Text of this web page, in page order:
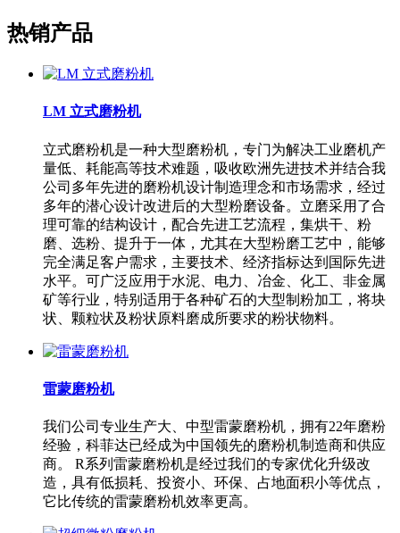
热销产品
LM 立式磨粉机
立式磨粉机是一种大型磨粉机，专门为解决工业磨机产
量低、耗能高等技术难题，吸收欧洲先进技术并结合我
公司多年先进的磨粉机设计制造理念和市场需求，经过
多年的潜心设计改进后的大型粉磨设备。立磨采用了合
理可靠的结构设计，配合先进工艺流程，集烘干、粉
磨、选粉、提升于一体，尤其在大型粉磨工艺中，能够
完全满足客户需求，主要技术、经济指标达到国际先进
水平。可广泛应用于水泥、电力、冶金、化工、非金属
矿等行业，特别适用于各种矿石的大型制粉加工，将块
状、颗粒状及粉状原料磨成所要求的粉状物料。
雷蒙磨粉机
我们公司专业生产大、中型雷蒙磨粉机，拥有22年磨粉
经验，科菲达已经成为中国领先的磨粉机制造商和供应
商。 R系列雷蒙磨粉机是经过我们的专家优化升级改
造，具有低损耗、投资小、环保、占地面积小等优点，
它比传统的雷蒙磨粉机效率更高。